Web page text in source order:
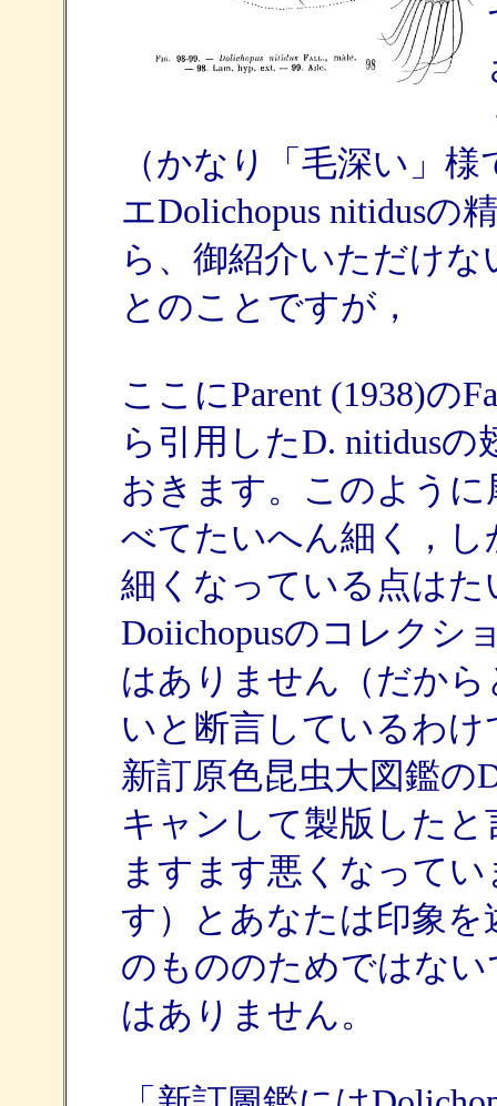
（かなり「毛深い」
エDolichopus nitidusの
ら、御紹介いただけ
とのことですが，
ここにParent (1938)の
ら引用したD. nitidus
おきます。このよう
べてたいへん細く，
細くなっている点は
Doiichopusのコレクシ
はありません（だか
いと断言しているわ
新訂原色昆虫大図鑑の
キャンして製版した
ますます悪くなって
す）とあなたは印象
のもののためではない
はありません。